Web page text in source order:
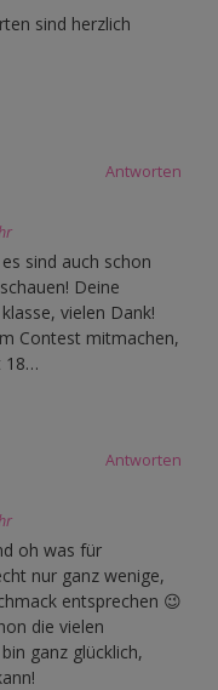
sind herzlich
Antworten
sind auch schon
Deine
vielen Dank!
Contest mitmachen,
18…
Antworten
oh was für
nur ganz wenige,
entsprechen 😉
die vielen
ganz glücklich,